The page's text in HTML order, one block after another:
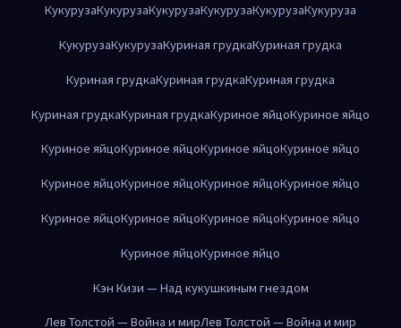
КукурузаКукурузаКукурузаКукурузаКукурузаКукуруза
КукурузаКукурузаКуриная грудкаКуриная грудка
Куриная грудкаКуриная грудкаКуриная грудка
Куриная грудкаКуриная грудкаКуриное яйцоКуриное яйцо
Куриное яйцоКуриное яйцоКуриное яйцоКуриное яйцо
Куриное яйцоКуриное яйцоКуриное яйцоКуриное яйцо
Куриное яйцоКуриное яйцоКуриное яйцоКуриное яйцо
Куриное яйцоКуриное яйцо
Кэн Кизи — Над кукушкиным гнездом
Лев Толстой — Война и мирЛев Толстой — Война и мир